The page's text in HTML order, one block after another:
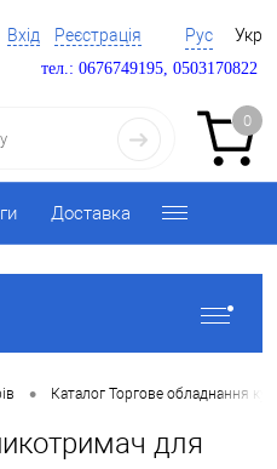
Вхід Реєстрація Рус Укр
тел.: 0676749195, 0503170822
0
Доставка
• Каталог Торгове обладнання
для